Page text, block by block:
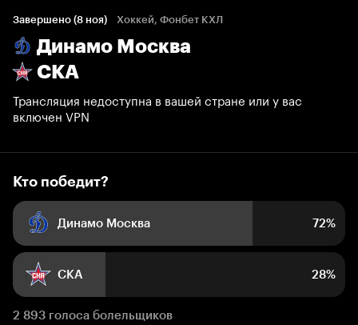
Завершено (8 ноя) Хоккей, Фонбет КХЛ
Динамо Москва
СКА
Трансляция недоступна в вашей стране или у вас
включен VPN
Кто победит?
Динамо Москва 72%
СКА 28%
2 893 голоса болельщиков